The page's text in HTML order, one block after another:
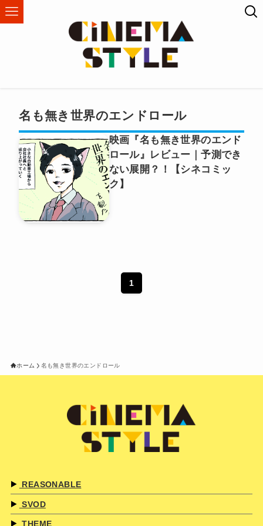
名も無き世界のエンドロール
映画『名も無き世界のエンド
ロール』レビュー｜予測でき
ない展開？！【シネコミッ
ク】
1
ホーム 名も無き世界のエンドロール
REASONABLE
SVOD
THEME